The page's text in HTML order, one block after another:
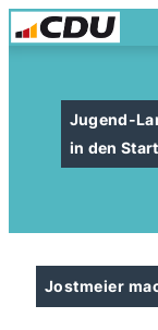
Jugend-
in den
Jostmeier